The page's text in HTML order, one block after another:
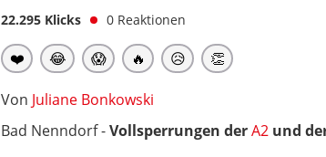
22.295 Klicks 0 Reaktionen
❤️ 😂 😱 🔥 😥 👏
Von Juliane Bonkowski
Bad Nenndorf -Vollsperrungen derA2 und